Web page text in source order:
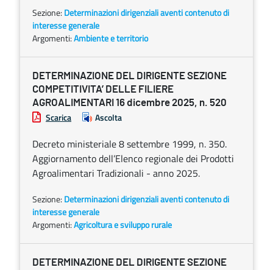
Sezione: Determinazioni dirigenziali aventi contenuto di
interesse generale
Argomenti:Ambiente e territorio
DETERMINAZIONE DEL DIRIGENTE SEZIONE
COMPETITIVITA’ DELLE FILIERE
AGROALIMENTARI 16 dicembre 2025, n. 520
Scarica Ascolta
Decreto ministeriale 8 settembre 1999, n. 350.
Aggiornamento dell’Elenco regionale dei Prodotti
Agroalimentari Tradizionali - anno 2025.
Sezione: Determinazioni dirigenziali aventi contenuto di
interesse generale
Argomenti:Agricoltura e sviluppo rurale
DETERMINAZIONE DEL DIRIGENTE SEZIONE